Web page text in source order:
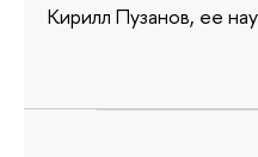
Кирилл Пузанов, ее